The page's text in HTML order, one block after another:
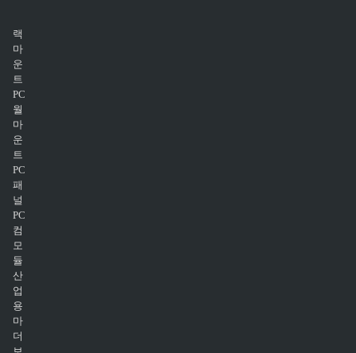
랙
마
운
트
PC
월
마
운
트
PC
패
널
PC
컴
모
듈
산
업
용
마
더